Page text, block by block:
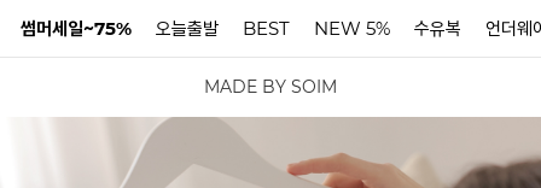
썸머세일~75% 오늘출발 BEST NEW 5% 수유복 언더웨
MADE BY SOIM